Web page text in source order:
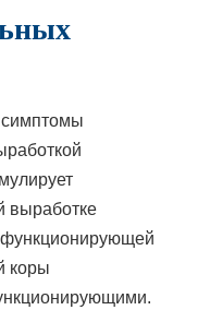
выработке
коры